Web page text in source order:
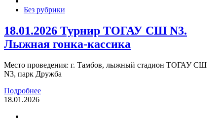
Без рубрики
18.01.2026 Турнир ТОГАУ СШ N3.
Лыжная гонка-кассика
Место проведения: г. Тамбов, лыжный стадион ТОГАУ СШ
N3, парк Дружба
Подробнее
18.01.2026